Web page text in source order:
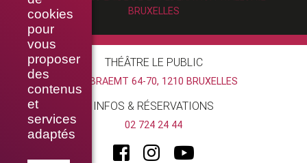
cookies
pour
vous
proposer
des
contenus
et
services
adaptés
BRUXELLES
THÉÂTRE LE PUBLIC
RUE BRAEMT 64-70, 1210 BRUXELLES
INFOS & RÉSERVATIONS
02 724 24 44